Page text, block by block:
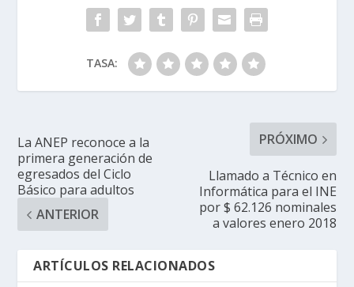
TASA:
La ANEP reconoce a la
primera generación de
egresados del Ciclo
Básico para adultos
ANTERIOR
PRÓXIMO
Llamado a Técnico en
Informática para el INE
por $ 62.126 nominales
a valores enero 2018
ARTÍCULOS RELACIONADOS